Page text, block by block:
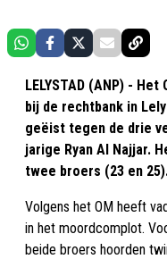
LELYSTAD (ANP) -
bij de rechtbank in
geëist tegen de drie
jarige Ryan Al Najjar.
twee broers (23 en
Volgens het OM heeft
in het moordcomplot.
beide broers hoorden